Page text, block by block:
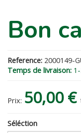
Bon
Reference: 2000149-
Temps de livraison:
Prix: 50,00 €
Séléction